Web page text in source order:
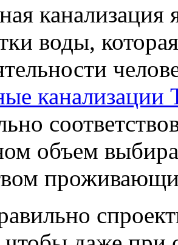
канализация
воды,
канализации
объем